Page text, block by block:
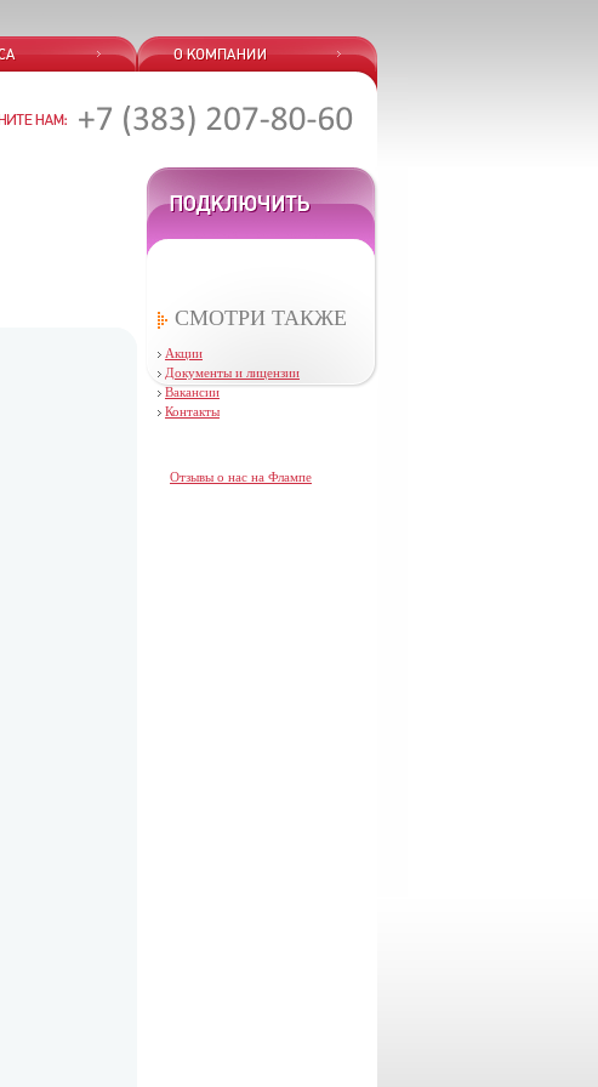
СМОТРИ ТАКЖЕ
Акции
Документы и лицензии
Вакансии
Контакты
Отзывы о нас на Флампе